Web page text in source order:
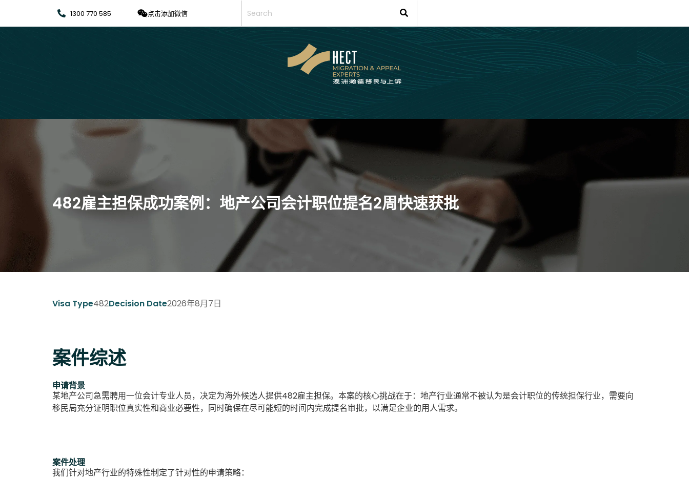
1300 770 585 点击添加微信
482雇主担保成功案例：地产公司会计职位提名2周快速获批
Visa Type482Decision Date2026年8月7日
案件综述
申请背景
某地产公司急需聘用一位会计专业人员，决定为海外候选人提供482雇主担保。本案的核心挑战在于：地产行业通常不被认为是会计职位的传统担保行业，需要向
移民局充分证明职位真实性和商业必要性，同时确保在尽可能短的时间内完成提名审批，以满足企业的用人需求。
案件处理
我们针对地产行业的特殊性制定了针对性的申请策略：